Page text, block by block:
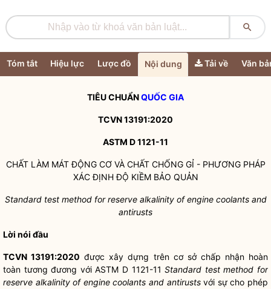

Tóm tắt Hiệu lực Lược đồ Nội dung Tải về Văn
TIÊU CHUẨNQUỐC GIA
TCVN 13191:2020
ASTM D 1121-11
CHẤT LÀM MÁT ĐỘNG CƠ VÀ CHẤT CHỐNG GỈ - PHƯƠNG PHÁP
XÁC ĐỊNH ĐỘ KIỀM BẢO QUẢN
Standard test method for reserve alkalinity of engine coolants and
antirusts
Lời nói đầu
TCVN 13191:2020 được xây dựng trên cơ sở chấp nhận hoàn
toàn tương đương với ASTM D 1121-11Standard test method for
reserve alkalinity of engine coolants and antirustsvới sự cho phép